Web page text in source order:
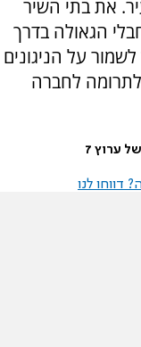
את בתי השיר
הגאולה בדרך
על הניגונים
לחברה
ערוץ 7
דווחו לנו